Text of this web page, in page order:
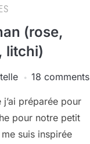
(rose,
litchi)
18 comments
préparée pour
pour notre petit
suis inspirée